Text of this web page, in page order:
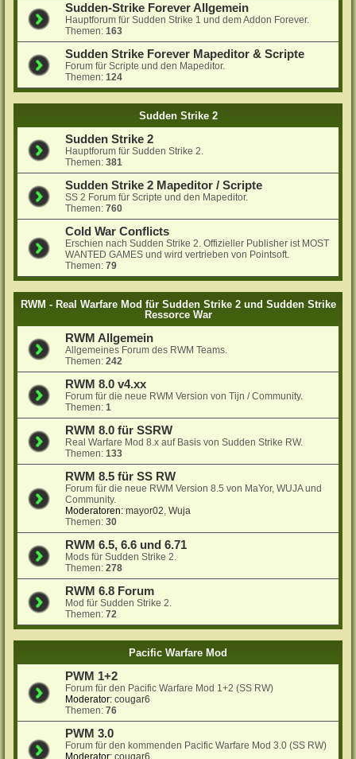
Sudden-Strike Forever Allgemein
Hauptforum für Sudden Strike 1 und dem Addon Forever.
Themen:163
Sudden Strike Forever Mapeditor & Scripte
Forum für Scripte und den Mapeditor.
Themen:124
Sudden Strike 2
Sudden Strike 2
Hauptforum für Sudden Strike 2.
Themen:381
Sudden Strike 2 Mapeditor / Scripte
SS 2 Forum für Scripte und den Mapeditor.
Themen:760
Cold War Conflicts
Erschien nach Sudden Strike 2. Offizieller Publisher ist MOST
WANTED GAMES und wird vertrieben von Pointsoft.
Themen:79
RWM - Real Warfare Mod für Sudden Strike 2 und Sudden Strike
Ressorce War
RWM Allgemein
Allgemeines Forum des RWM Teams.
Themen:242
RWM 8.0 v4.xx
Forum für die neue RWM Version von Tijn / Community.
Themen:1
RWM 8.0 für SSRW
Real Warfare Mod 8.x auf Basis von Sudden Strike RW.
Themen:133
RWM 8.5 für SS RW
Forum für die neue RWM Version 8.5 von MaYor, WUJA und
Community.
Moderatoren: mayor02,Wuja
Themen:30
RWM 6.5, 6.6 und 6.71
Mods für Sudden Strike 2.
Themen:278
RWM 6.8 Forum
Mod für Sudden Strike 2.
Themen:72
Pacific Warfare Mod
PWM 1+2
Forum für den Pacific Warfare Mod 1+2 (SS RW)
Moderator: cougar6
Themen:76
PWM 3.0
Forum für den kommenden Pacific Warfare Mod 3.0 (SS RW)
Moderator: cougar6